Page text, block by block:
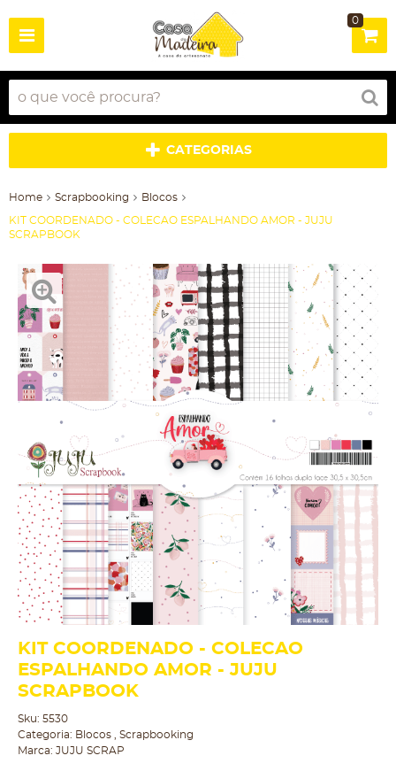
0
CATEGORIAS
Home Scrapbooking Blocos
KIT COORDENADO - COLECAO ESPALHANDO AMOR - JUJU
SCRAPBOOK
KIT COORDENADO - COLECAO
ESPALHANDO AMOR - JUJU
SCRAPBOOK
Sku: 5530
Categoria: Blocos
Scrapbooking
Marca: JUJU SCRAP